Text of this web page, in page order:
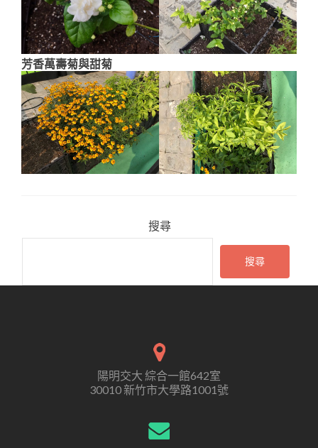
芳香萬壽菊與甜菊
搜尋
搜尋
陽明交大 綜合一館642室
30010 新竹市大學路1001號